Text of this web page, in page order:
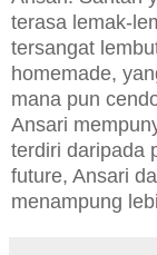
terasa lemak-
tersangat
homemade,
mana pun
Ansari
terdiri daripada
future, Ansari
menampung